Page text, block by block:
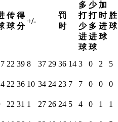
传
球
得
分
+/-
罚
时
多
打
少
进
球
少
打
多
进
球
加
时
进
球
胜
球
22 39 8 37 29 36 14 3 0 2
5
22 36 10 34 24 23 7 7 0 0
0
22 31 1 27 26 24 5 4 0 1
1